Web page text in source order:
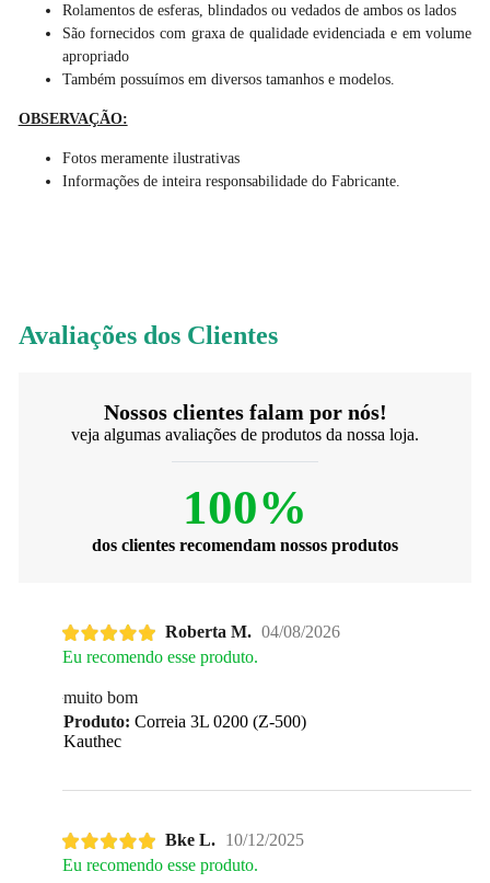
Rolamentos de esferas, blindados ou vedados de ambos os lados
São fornecidos com graxa de qualidade evidenciada e em volume
apropriado
Também possuímos em diversos tamanhos e modelos.
OBSERVAÇÃO:
Fotos meramente ilustrativas
Informações de inteira responsabilidade do Fabricante.
Avaliações dos Clientes
Nossos clientes falam por nós!
veja algumas avaliações de produtos da nossa loja.
100%
dos clientes recomendam nossos produtos
Roberta M. 04/08/2026
Eu recomendo esse produto.
muito bom
Produto: Correia 3L 0200 (Z-500)
Kauthec
Bke L.
10/12/2025
Eu recomendo esse produto.